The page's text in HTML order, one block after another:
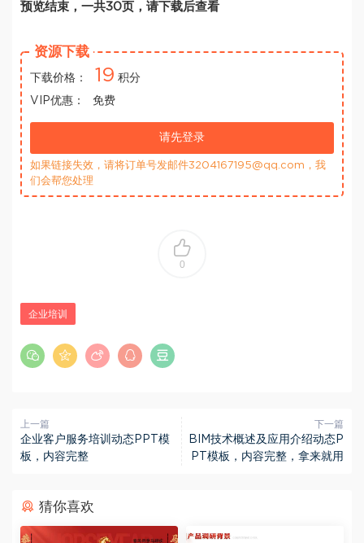
预览结束，一共30页，请下载后查看
资源下载
下载价格： 19 积分
VIP优惠：
免费
请先登录
如果链接失效，请将订单号发邮件3204167195@qq.com，我
们会帮您处理
0
企业培训
上一篇
企业客户服务培训动态PPT模
板，内容完整
下一篇
BIM技术概述及应用介绍动态P
PT模板，内容完整，拿来就用
猜你喜欢